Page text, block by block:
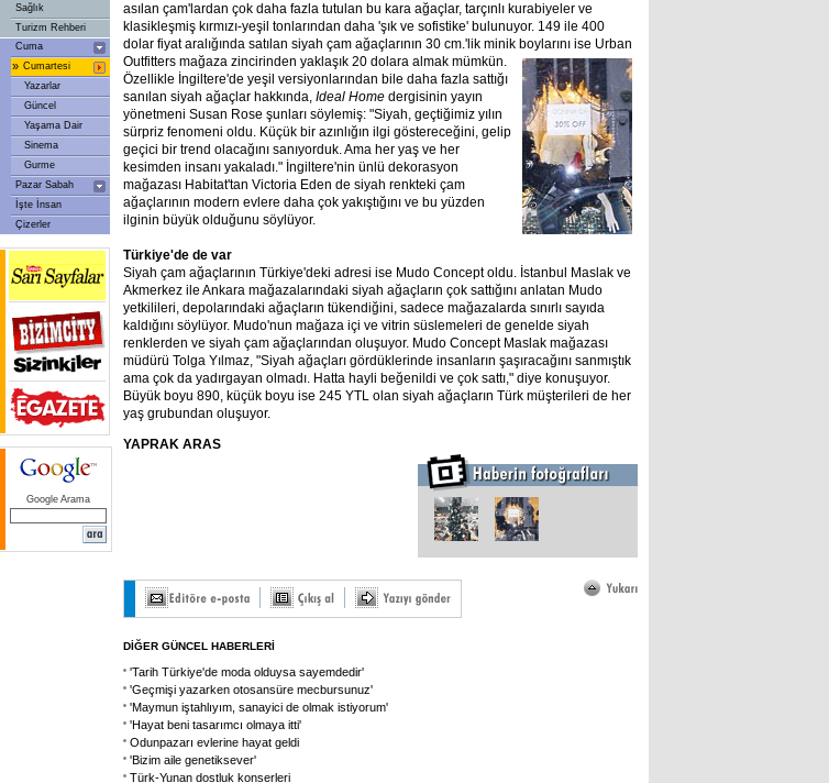
Sağlık
Turizm Rehberi
Cuma
» Cumartesi
Yazarlar
Güncel
Yaşama Dair
Sinema
Gurme
Pazar Sabah
İşte İnsan
Çizerler
Google Arama
asılan çam'lardan çok daha fazla tutulan bu kara ağaçlar, tarçınlı kurabiyeler ve
klasikleşmiş kırmızı-yeşil tonlarından daha 'şık ve sofistike' bulunuyor. 149 ile 400
dolar fiyat aralığında satılan siyah çam ağaçlarının 30 cm.'lik minik boylarını ise Urban
Outfitters mağaza zincirinden yaklaşık 20 dolara almak mümkün.
Özellikle İngiltere'de yeşil versiyonlarından bile daha fazla sattığı
sanılan siyah ağaçlar hakkında, Ideal Home dergisinin yayın
yönetmeni Susan Rose şunları söylemiş: "Siyah, geçtiğimiz yılın
sürpriz fenomeni oldu. Küçük bir azınlığın ilgi göstereceğini, gelip
geçici bir trend olacağını sanıyorduk. Ama her yaş ve her
kesimden insanı yakaladı." İngiltere'nin ünlü dekorasyon
mağazası Habitat'tan Victoria Eden de siyah renkteki çam
ağaçlarının modern evlere daha çok yakıştığını ve bu yüzden
ilginin büyük olduğunu söylüyor.
Türkiye'de de var
Siyah çam ağaçlarının Türkiye'deki adresi ise Mudo Concept oldu. İstanbul Maslak ve
Akmerkez ile Ankara mağazalarındaki siyah ağaçların çok sattığını anlatan Mudo
yetkilileri, depolarındaki ağaçların tükendiğini, sadece mağazalarda sınırlı sayıda
kaldığını söylüyor. Mudo'nun mağaza içi ve vitrin süslemeleri de genelde siyah
renklerden ve siyah çam ağaçlarından oluşuyor. Mudo Concept Maslak mağazası
müdürü Tolga Yılmaz, "Siyah ağaçları gördüklerinde insanların şaşıracağını sanmıştık
ama çok da yadırgayan olmadı. Hatta hayli beğenildi ve çok sattı," diye konuşuyor.
Büyük boyu 890, küçük boyu ise 245 YTL olan siyah ağaçların Türk müşterileri de her
yaş grubundan oluşuyor.
YAPRAK ARAS
DİĞER GÜNCEL HABERLERİ
'Tarih Türkiye'de moda olduysa sayemdedir'
'Geçmişi yazarken otosansüre mecbursunuz'
'Maymun iştahlıyım, sanayici de olmak istiyorum'
'Hayat beni tasarımcı olmaya itti'
Odunpazarı evlerine hayat geldi
'Bizim aile genetiksever'
Türk-Yunan dostluk konserleri